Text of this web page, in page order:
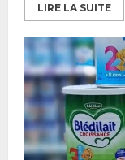
LIRE LA SUITE